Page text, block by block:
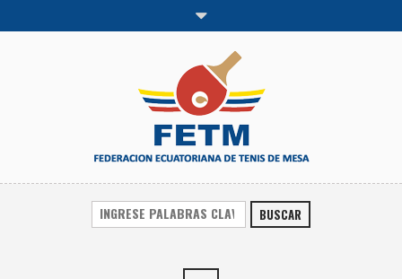
BUSCAR